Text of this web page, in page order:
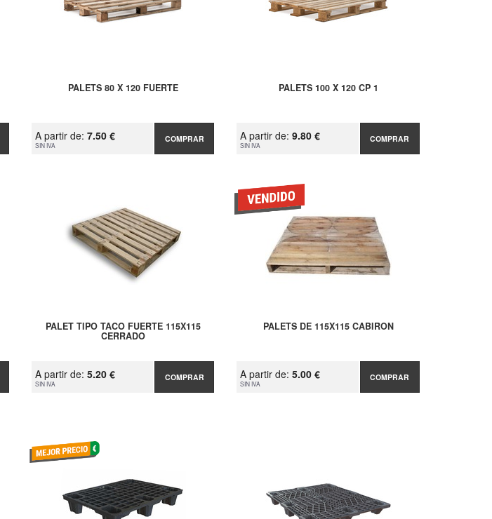
PALETS 80 X 120 FUERTE
A partir de: 7.50 €
SIN IVA
COMPRAR
PALETS 100 X 120 CP 1
A partir de:9.80 €
SIN IVA
COMPRAR
PALET TIPO TACO FUERTE 115X115
CERRADO
A partir de: 5.20 €
SIN IVA
COMPRAR
PALETS DE 115X115 CABIRON
A partir de:5.00 €
SIN IVA
COMPRAR